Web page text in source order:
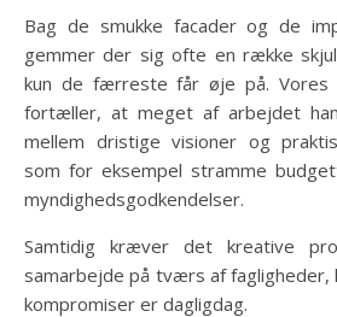
Bag de smukke facader og de
gemmer der sig ofte en række
kun de færreste får øje på. Vores
fortæller, at meget af arbejdet
mellem dristige visioner og
som for eksempel stramme
myndighedsgodkendelser.
Samtidig kræver det kreative
samarbejde på tværs af fagligheder,
kompromiser er dagligdag.